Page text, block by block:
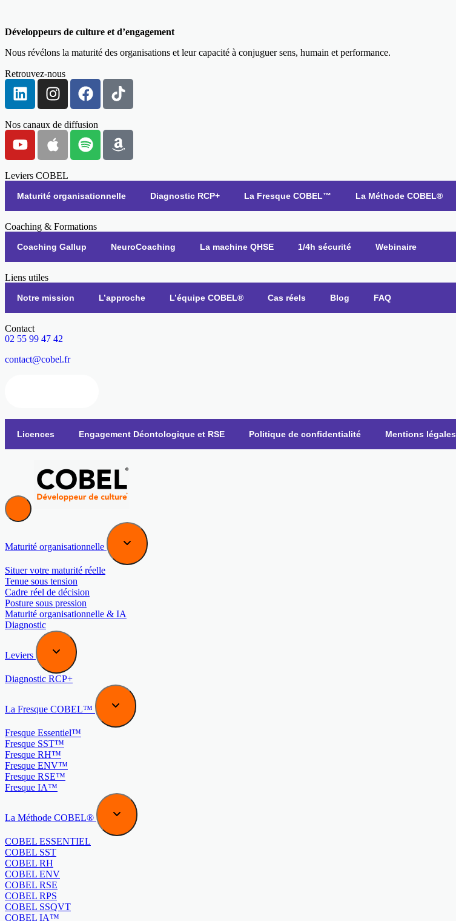
Développeurs de culture et d’engagement
Nous révélons la maturité des organisations et leur capacité à conjuguer sens, humain et performance.
Retrouvez-nous
Nos canaux de diffusion
Leviers COBEL
Maturité organisationnelle Diagnostic RCP+ La Fresque COBEL™ La Méthode COBEL®
Coaching & Formations
Coaching Gallup NeuroCoaching La machine QHSE 1/4h sécurité Webinaire
Liens utiles
Notre mission L’approche L’équipe COBEL® Cas réels Blog FAQ
Contact
02 55 99 47 42
contact@cobel.fr
Licences Engagement Déontologique et RSE Politique de confidentialité Mentions légales
Maturité organisationnelle
Situer votre maturité réelle
Tenue sous tension
Cadre réel de décision
Posture sous pression
Maturité organisationnelle & IA
Diagnostic
Leviers
Diagnostic RCP+
La Fresque COBEL™
Fresque Essentiel™
Fresque SST™
Fresque RH™
Fresque ENV™
Fresque RSE™
Fresque IA™
La Méthode COBEL®
COBEL ESSENTIEL
COBEL SST
COBEL RH
COBEL ENV
COBEL RSE
COBEL RPS
COBEL SSQVT
COBEL IA™